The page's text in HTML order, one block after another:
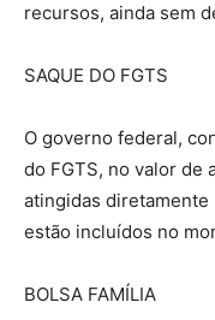
recursos, ainda sem
SAQUE DO FGTS
O governo federal,
do FGTS, no valor de
atingidas diretamente
estão incluídos no
BOLSA FAMÍLIA